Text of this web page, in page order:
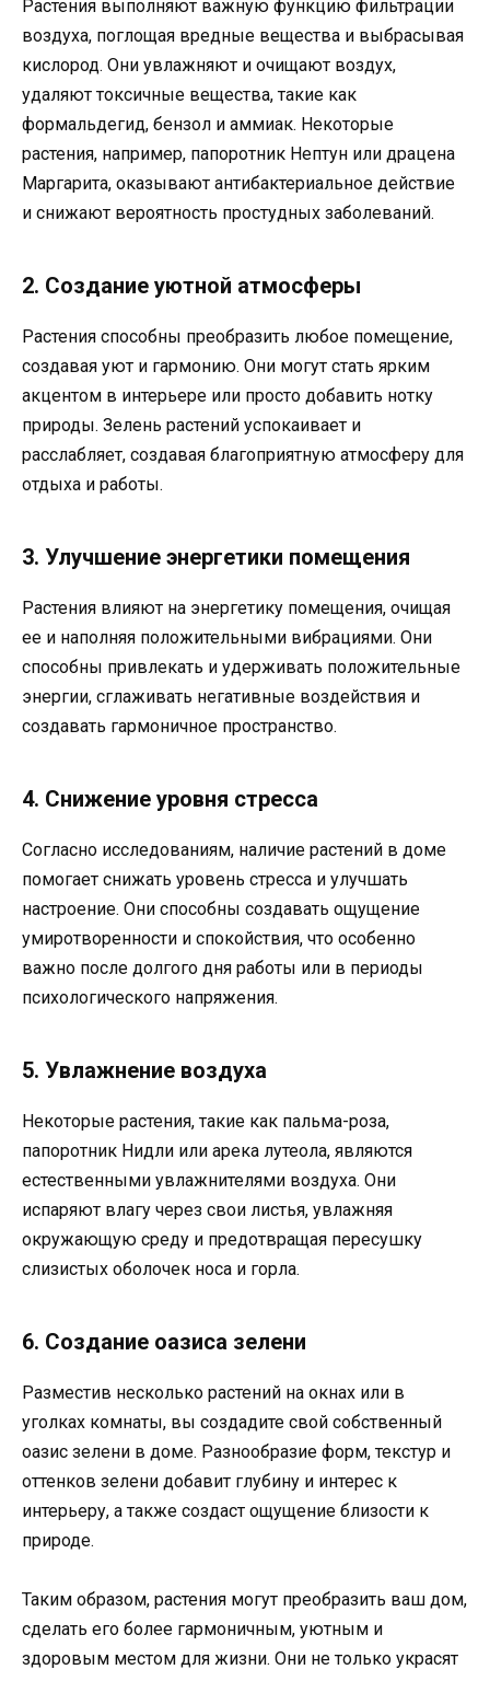
Растения выполняют важную функцию фильтрации
воздуха, поглощая вредные вещества и выбрасывая
кислород. Они увлажняют и очищают воздух,
удаляют токсичные вещества, такие как
формальдегид, бензол и аммиак. Некоторые
растения, например, папоротник Нептун или драцена
Маргарита, оказывают антибактериальное действие
и снижают вероятность простудных заболеваний.
2. Создание уютной атмосферы
Растения способны преобразить любое помещение,
создавая уют и гармонию. Они могут стать ярким
акцентом в интерьере или просто добавить нотку
природы. Зелень растений успокаивает и
расслабляет, создавая благоприятную атмосферу для
отдыха и работы.
3. Улучшение энергетики помещения
Растения влияют на энергетику помещения, очищая
ее и наполняя положительными вибрациями. Они
способны привлекать и удерживать положительные
энергии, сглаживать негативные воздействия и
создавать гармоничное пространство.
4. Снижение уровня стресса
Согласно исследованиям, наличие растений в доме
помогает снижать уровень стресса и улучшать
настроение. Они способны создавать ощущение
умиротворенности и спокойствия, что особенно
важно после долгого дня работы или в периоды
психологического напряжения.
5. Увлажнение воздуха
Некоторые растения, такие как пальма-роза,
папоротник Нидли или арека лутеола, являются
естественными увлажнителями воздуха. Они
испаряют влагу через свои листья, увлажняя
окружающую среду и предотвращая пересушку
слизистых оболочек носа и горла.
6. Создание оазиса зелени
Разместив несколько растений на окнах или в
уголках комнаты, вы создадите свой собственный
оазис зелени в доме. Разнообразие форм, текстур и
оттенков зелени добавит глубину и интерес к
интерьеру, а также создаст ощущение близости к
природе.
Таким образом, растения могут преобразить ваш дом,
сделать его более гармоничным, уютным и
здоровым местом для жизни. Они не только украсят